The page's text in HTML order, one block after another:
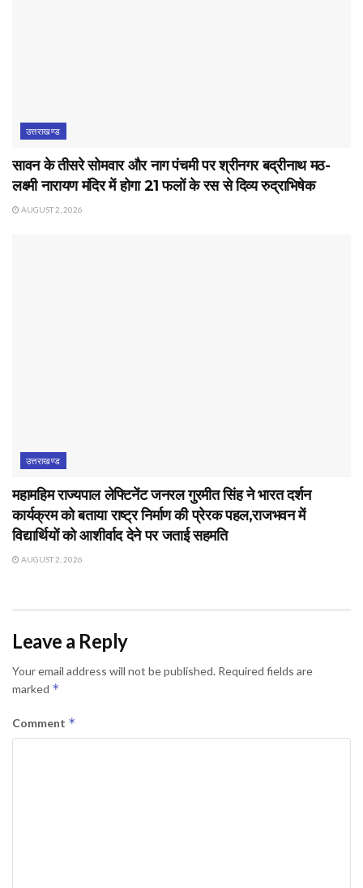
उत्तराखण्ड
सावन के तीसरे सोमवार और नाग पंचमी पर श्रीनगर बद्रीनाथ मठ-
लक्ष्मी नारायण मंदिर में होगा 21 फलों के रस से दिव्य रुद्राभिषेक
AUGUST 2, 2026
उत्तराखण्ड
महामहिम राज्यपाल लेफ्टिनेंट जनरल गुरमीत सिंह ने भारत दर्शन
कार्यक्रम को बताया राष्ट्र निर्माण की प्रेरक पहल,राजभवन में
विद्यार्थियों को आशीर्वाद देने पर जताई सहमति
AUGUST 2, 2026
Leave a Reply
Your email address will not be published. Required fields are
marked *
Comment *